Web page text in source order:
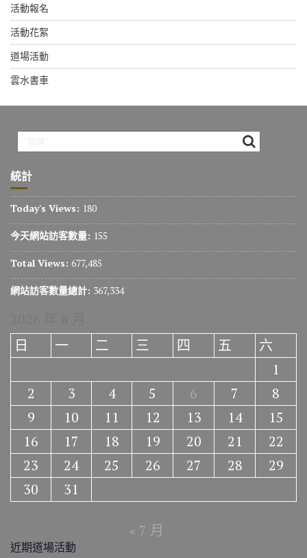
活動報名
活動花絮
道場活動
雲水書車
統計
Today's Views: 180
今天網站訪客數量: 155
Total Views: 677,485
網站訪客數量總計: 367,334
日
一 二 三 四 五
六
1
2
3 4 5 6 7
8
9
10 11 12 13 14
15
16
17 18 19 20 21
22
23
24 25 26 27 28
29
30
31
« 7 月
近期道場活動